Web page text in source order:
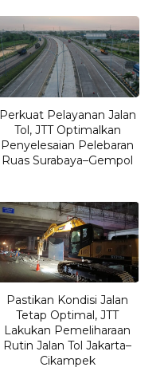
Perkuat Pelayanan Jalan
Tol, JTT Optimalkan
Penyelesaian Pelebaran
Ruas Surabaya–Gempol
Pastikan Kondisi Jalan
Tetap Optimal, JTT
Lakukan Pemeliharaan
Rutin Jalan Tol Jakarta–
Cikampek